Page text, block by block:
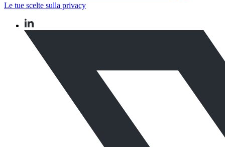
Le tue scelte sulla privacy